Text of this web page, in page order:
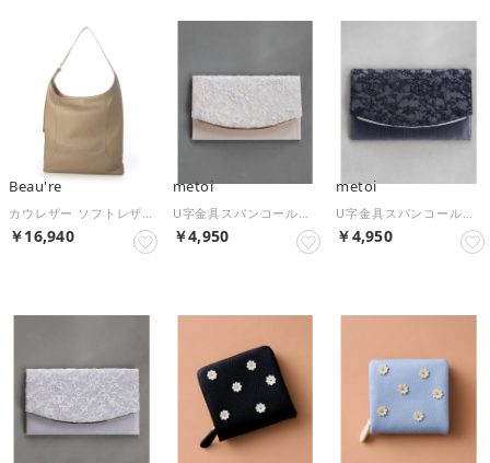
Beau're
カウレザー ソフトレザーワンショルダーバッグ B-25337 （グレイッシュベージュ）
￥16,940
metoi
U字金具スパンコールレース袱紗 結婚式 二次会 パーティー フォーマル オケージョン （ベージュ）
￥4,950
metoi
U字金具スパンコールレース袱紗 結婚式 二次会 パーティー フォーマル オケージョン （ブラック）
￥4,950